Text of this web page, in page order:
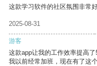
这款学习软件的社区氛围非常
2025-08-31
游客
这款app让我的工作效率提高
我以前经常加班，现在有了这